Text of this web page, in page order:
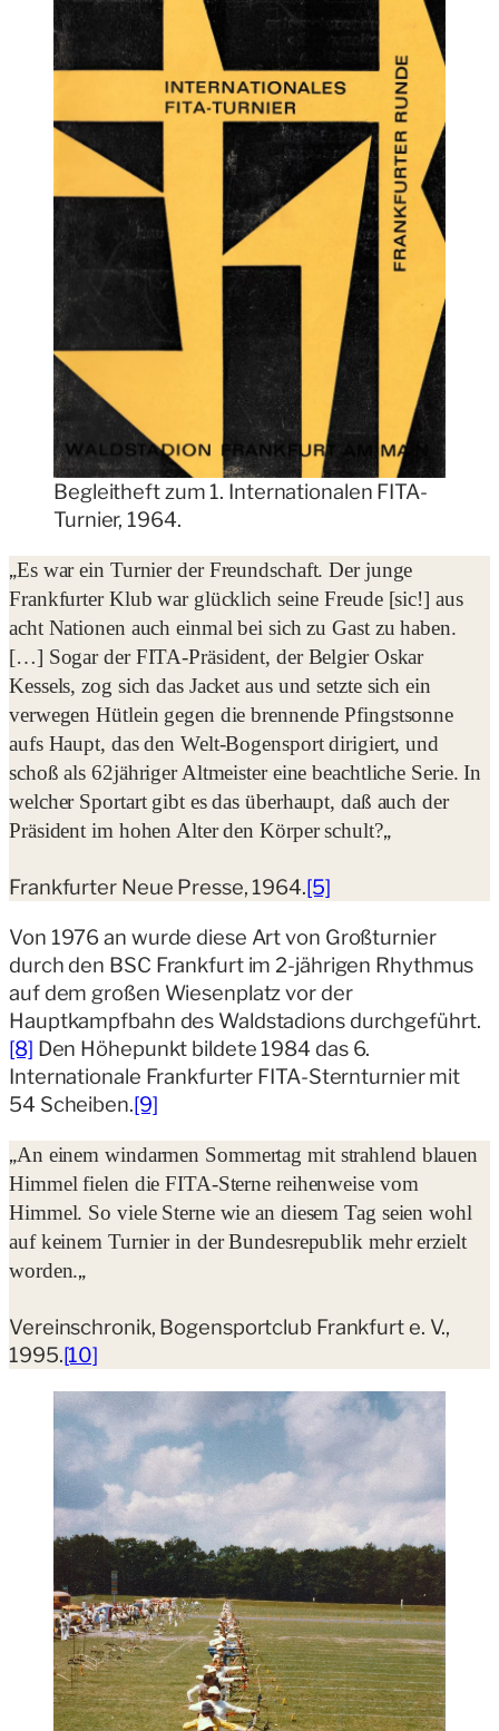
Begleitheft zum 1. Internationalen FITA-
Turnier, 1964.
„Es war ein Turnier der Freundschaft. Der junge
Frankfurter Klub war glücklich seine Freude [sic!] aus
acht Nationen auch einmal bei sich zu Gast zu haben.
[…] Sogar der FITA-Präsident, der Belgier Oskar
Kessels, zog sich das Jacket aus und setzte sich ein
verwegen Hütlein gegen die brennende Pfingstsonne
aufs Haupt, das den Welt-Bogensport dirigiert, und
schoß als 62jähriger Altmeister eine beachtliche Serie. In
welcher Sportart gibt es das überhaupt, daß auch der
Präsident im hohen Alter den Körper schult?„
Frankfurter Neue Presse, 1964.[5]
Von 1976 an wurde diese Art von Großturnier
durch den BSC Frankfurt im 2-jährigen Rhythmus
auf dem großen Wiesenplatz vor der
Hauptkampfbahn des Waldstadions durchgeführt.
[8] Den Höhepunkt bildete 1984 das 6.
Internationale Frankfurter FITA-Sternturnier mit
54 Scheiben.[9]
„An einem windarmen Sommertag mit strahlend blauen
Himmel fielen die FITA-Sterne reihenweise vom
Himmel. So viele Sterne wie an diesem Tag seien wohl
auf keinem Turnier in der Bundesrepublik mehr erzielt
worden.„
Vereinschronik, Bogensportclub Frankfurt e. V.,
1995.[10]